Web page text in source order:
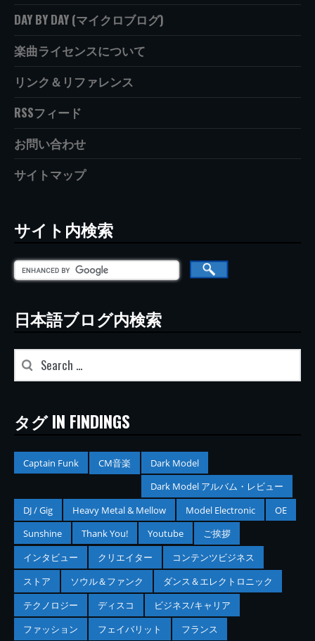
DAY BY DAY (マイクロブログ)
楽曲ライセンスについて
リンク＆リファレンス
RSSフィード
お問い合わせ
サイトマップ
サイト内検索
日本語ブログ内検索
タグ IN FINDINGS
Captain Funk CM音楽
Dark Model
Dark Model アルバム・レビュー
DJ / Gig
Heavy Metal & Mellow Model Electronic
OE
Sunshine
Thank You! Youtube
ご挨拶
インタビュー
クリエイター
コンテンツビジネス
ストア
ソウル＆ファンク
ダンス＆エレクトロニック
テクノロジー
ディスコ
ビジネス/キャリア
ファッション
フェイバリット フランス